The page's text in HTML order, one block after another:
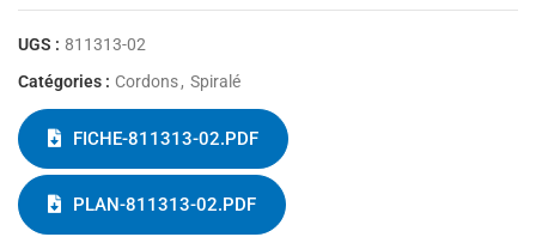
UGS : 811313-02
Catégories : Cordons, Spiralé
FICHE-811313-02.PDF
PLAN-811313-02.PDF